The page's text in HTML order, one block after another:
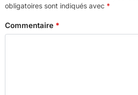
obligatoires sont indiqués avec *
Commentaire *